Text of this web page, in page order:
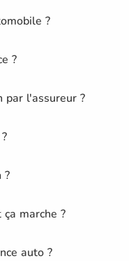
?
?
par l'assureur ?
?
marche ?
auto ?